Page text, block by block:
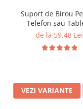
Suport de Birou
Telefon sau
de la 59,48 Lei
VEZI VARIANTE